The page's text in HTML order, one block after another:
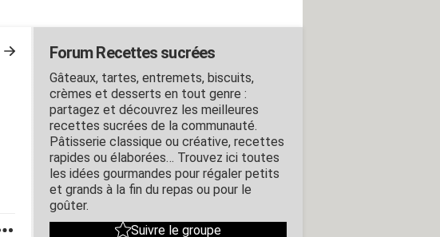
Forum Recettes sucrées
Gâteaux, tartes, entremets, biscuits,
crèmes et desserts en tout genre :
partagez et découvrez les meilleures
recettes sucrées de la communauté.
Pâtisserie classique ou créative, recettes
rapides ou élaborées… Trouvez ici toutes
les idées gourmandes pour régaler petits
et grands à la fin du repas ou pour le
goûter.
Suivre le groupe